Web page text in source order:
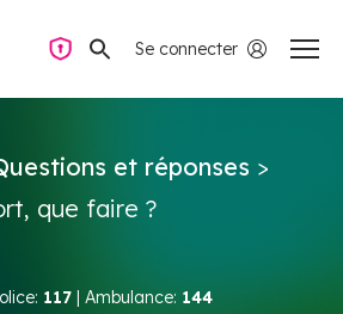
Se connecter
et réponses >
que faire ?
117 | Ambulance: 144